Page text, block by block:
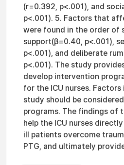
(r=0.392, p<.001), and
p<.001). 5. Factors that
were found in the order of
support(β=0.40, p<.001),
p<.001), and deliberate
p<.001). The study
develop intervention
for the ICU nurses.
study should be
programs. The findings of
help the ICU nurses
ill patients overcome
PTG, and ultimately